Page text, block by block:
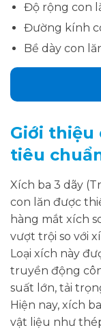
Độ rộng con
Đường kính
Bề dày con
Giới thiệu
tiêu
Xích ba 3 dãy
con lăn được
hàng mắt xích
vượt trội so với
Loại xích này
truyền động
suất lớn, tải
Hiện nay, xích
vật liệu như